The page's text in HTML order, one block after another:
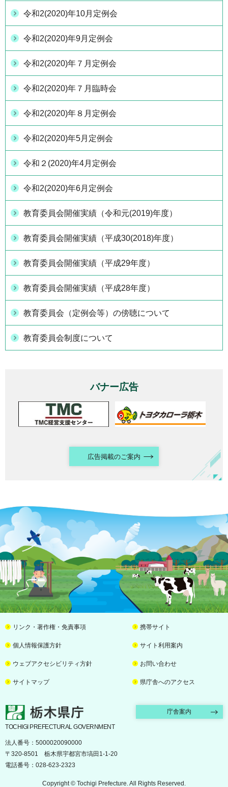
令和2(2020)年10月定例会
令和2(2020)年9月定例会
令和2(2020)年７月定例会
令和2(2020)年７月臨時会
令和2(2020)年８月定例会
令和2(2020)年5月定例会
令和２(2020)年4月定例会
令和2(2020)年6月定例会
教育委員会開催実績（令和元(2019)年度）
教育委員会開催実績（平成30(2018)年度）
教育委員会開催実績（平成29年度）
教育委員会開催実績（平成28年度）
教育委員会（定例会等）の傍聴について
教育委員会制度について
バナー広告
広告掲載のご案内
リンク・著作権・免責事項 携帯サイト
個人情報保護方針 サイト利用案内
ウェブアクセシビリティ方針 お問い合わせ
サイトマップ 県庁舎へのアクセス
栃木県庁 庁舎案内
TOCHIGI PREFECTURAL GOVERNMENT
法人番号：5000020090000
〒320-8501 栃木県宇都宮市塙田1-1-20
電話番号：028-623-2323
Copyright © Tochigi Prefecture. All Rights Reserved.